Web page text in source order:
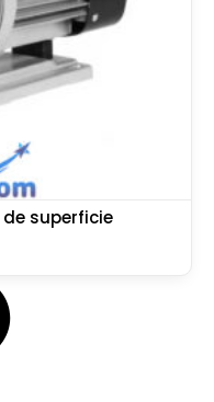
de superficie